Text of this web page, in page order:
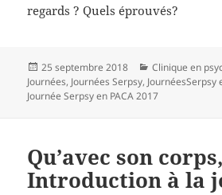
regards ? Quels éprouvés?
Publié
le
25 septembre 2018 Catégories
Clinique en
Journées, Journées Serpsy, JournéesSerpsy
Journée Serpsy en PACA 2017
Qu’avec son corps,
Introduction à la